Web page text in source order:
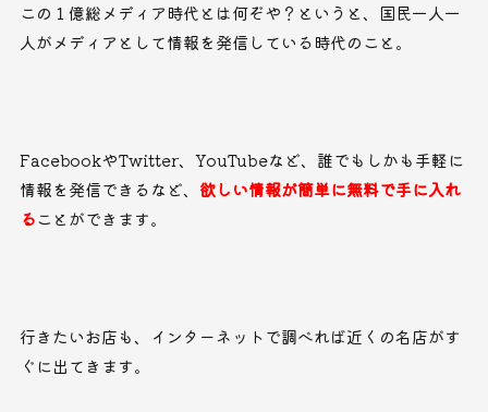
この１億総メディア時代とは何ぞや？というと、国民一人一
人がメディアとして情報を発信している時代のこと。
FacebookやTwitter、YouTubeなど、誰でもしかも手軽に
情報を発信できるなど、 欲しい情報が簡単に無料で手に入れ
ることができます。
行きたいお店も、インターネットで調べれば近くの名店がす
ぐに出てきます。